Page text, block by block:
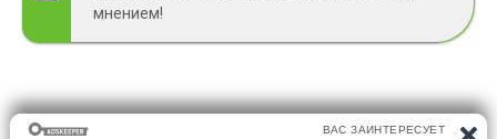
мнением!